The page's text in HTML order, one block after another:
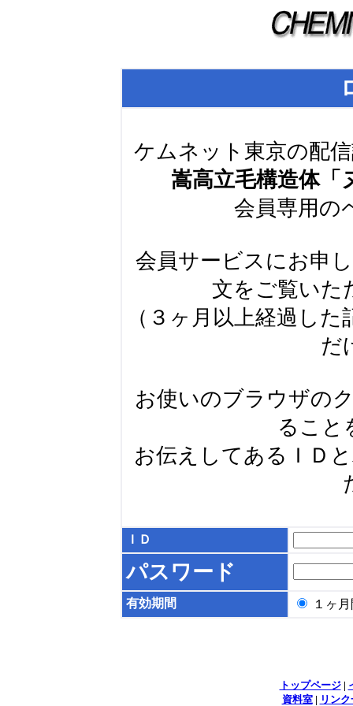
ケムネット東京の配
嵩高立毛構造体「
会員専用の
会員サービスにお申
文をご覧いた
（３ヶ月以上経過し
だ
お使いのブラウザの
ること
お伝えしてあるＩＤ
ＩＤ
パスワード
有効期間 １ヶ
トップページ|
資料室| リン